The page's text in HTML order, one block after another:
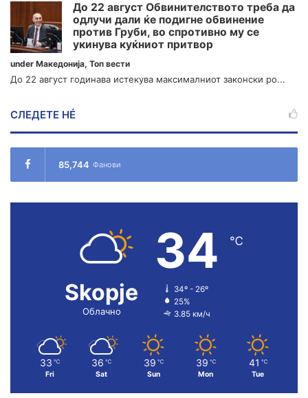
До 22 август Обвинителството треба да
одлучи дали ќе подигне обвинение
против Груби, во спротивно му се
укинува куќниот притвор
under Македонија, Топ вести
До 22 август годинава истекува максималниот законски ро...
СЛЕДЕТЕ НÉ
85,744 Фанови
Skopje
Облачно
34 ℃
34º - 26º
25%
3.85 км/ч
33 ℃
Fri
36 ℃
Sat
39 ℃
Sun
39 ℃
Mon
41 ℃
Tue